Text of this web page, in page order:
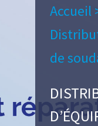
Accueil
de